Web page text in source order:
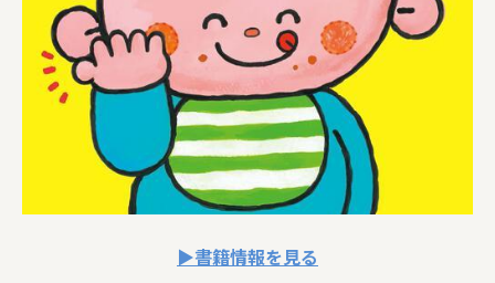
▶書籍情報を見る